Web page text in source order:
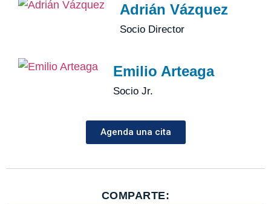
Adrián Vázquez
Socio Director
Emilio Arteaga
Socio Jr.
Agenda una cita
COMPARTE: